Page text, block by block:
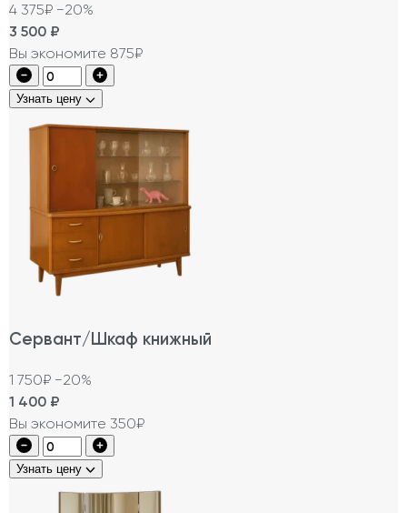
4 375₽ −20%
3 500 ₽
Вы экономите 875₽
Узнать цену
Сервант/Шкаф книжный
1 750₽ −20%
1 400 ₽
Вы экономите 350₽
Узнать цену